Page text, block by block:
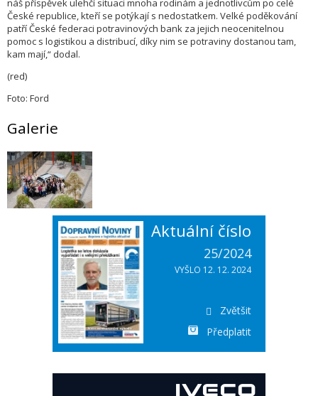
náš příspěvek ulehčí situaci mnoha rodinám a jednotlivcům po celé
České republice, kteří se potýkají s nedostatkem. Velké poděkování
patří České federaci potravinových bank za jejich neocenitelnou
pomoc s logistikou a distribucí, díky nim se potraviny dostanou tam,
kam mají,“ dodal.
(red)
Foto: Ford
Galerie
Aktuální číslo
25/2024
VYŠLO 12. 12. 2024
Zvětšit
Předplatit